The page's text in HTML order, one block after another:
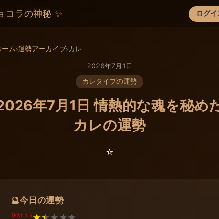
コラの神秘 ✨ ログイ
×
ーム›運勢アーカイブ›カレ
2026年7月1日
カレタイプの運勢
年7月1日 情熱的な魂を秘め
カレの運勢
⭐️
🔮今日の運勢
TEST: 1.5